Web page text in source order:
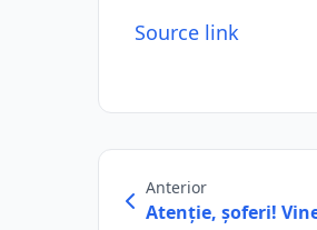
Source link
Anterior
Atenţie, şoferi!